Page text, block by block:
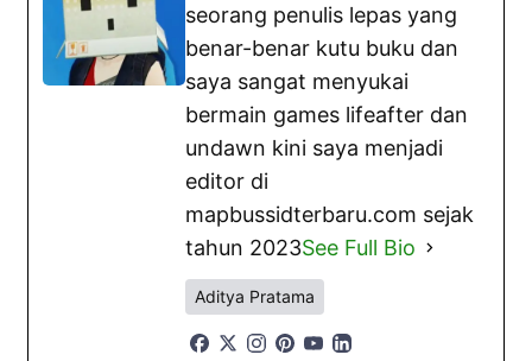
seorang penulis lepas yang
benar-benar kutu buku dan
saya sangat menyukai
bermain games lifeafter dan
undawn kini saya menjadi
editor di
mapbussidterbaru.com sejak
tahun 2023See Full Bio
Aditya Pratama